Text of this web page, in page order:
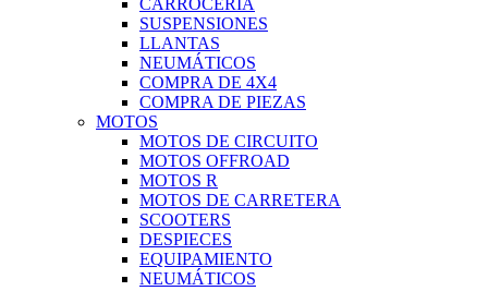
CARROCERÍA
SUSPENSIONES
LLANTAS
NEUMÁTICOS
COMPRA DE 4X4
COMPRA DE PIEZAS
MOTOS
MOTOS DE CIRCUITO
MOTOS OFFROAD
MOTOS R
MOTOS DE CARRETERA
SCOOTERS
DESPIECES
EQUIPAMIENTO
NEUMÁTICOS